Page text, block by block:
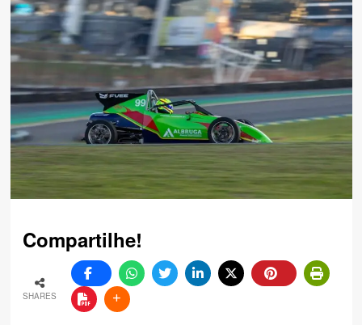
Compartilhe!
SHARES